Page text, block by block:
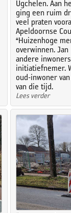
Ugchelen. Aan
ging een ruim
veel praten
Apeldoornse
“Huizenhoge
overwinnen. Jan
andere
initiatiefnemer.
oud-inwoner
van die tijd.
Lees verder